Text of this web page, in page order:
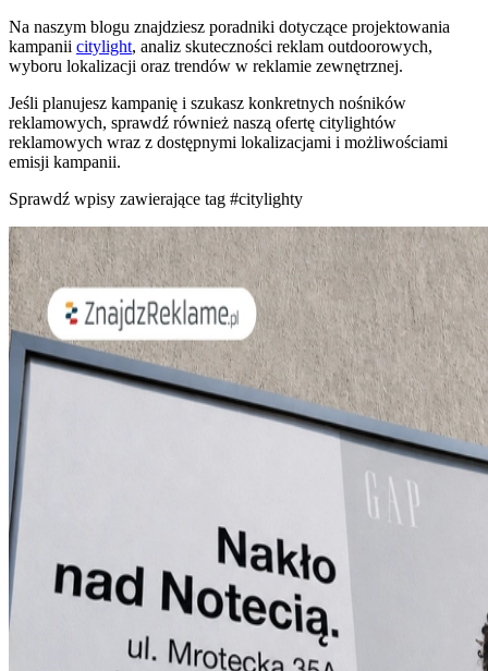
Na naszym blogu znajdziesz poradniki dotyczące projektowania
kampanii citylight, analiz skuteczności reklam outdoorowych,
wyboru lokalizacji oraz trendów w reklamie zewnętrznej.
Jeśli planujesz kampanię i szukasz konkretnych nośników
reklamowych, sprawdź również naszą ofertę citylightów
reklamowych wraz z dostępnymi lokalizacjami i możliwościami
emisji kampanii.
Sprawdź wpisy zawierające tag #citylighty